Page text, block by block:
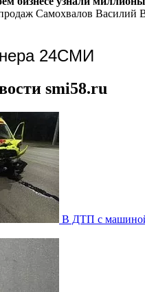
Самохвалов Василий
24СМИ
smi58.ru
В ДТП с машиной